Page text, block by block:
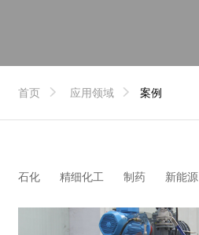
首页 应用领域 案例
石化 精细化工 制药 新能源